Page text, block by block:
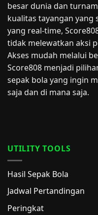
besar dunia dan
kualitas tayangan yang
yang real-time,
tidak melewatkan aksi
Akses mudah melalui
Score808 menjadi
sepak bola yang ingin
saja dan di mana saja.
UTILITY TOOLS
Hasil Sepak Bola
Jadwal Pertandingan
Peringkat